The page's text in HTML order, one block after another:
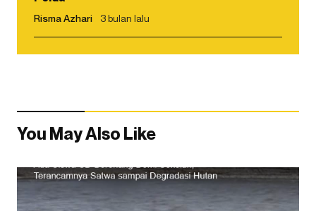
Risma Azhari 3 bulan lalu
You May Also Like